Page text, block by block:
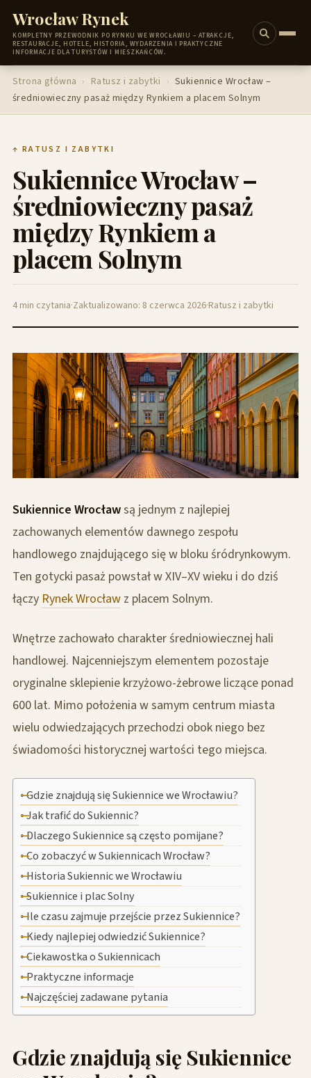
Wrocław Rynek
KOMPLETNY PRZEWODNIK PO RYNKU WE WROCŁAWIU – ATRAKCJE,
RESTAURACJE, HOTELE, HISTORIA, WYDARZENIA I PRAKTYCZNE
INFORMACJE DLA TURYSTÓW I MIESZKAŃCÓW.
Strona główna › Ratusz i zabytki › Sukiennice Wrocław –
średniowieczny pasaż między Rynkiem a placem Solnym
↑ RATUSZ I ZABYTKI
Sukiennice Wrocław –
średniowieczny pasaż
między Rynkiem a
placem Solnym
4 min czytania·Zaktualizowano: 8 czerwca 2026·Ratusz i zabytki
Sukiennice Wrocławsą jednym z najlepiej
zachowanych elementów dawnego zespołu
handlowego znajdującego się w bloku śródrynkowym.
Ten gotycki pasaż powstał w XIV–XV wieku i do dziś
łączy Rynek Wrocław z placem Solnym.
Wnętrze zachowało charakter średniowiecznej hali
handlowej. Najcenniejszym elementem pozostaje
oryginalne sklepienie krzyżowo-żebrowe liczące ponad
600 lat. Mimo położenia w samym centrum miasta
wielu odwiedzających przechodzi obok niego bez
świadomości historycznej wartości tego miejsca.
Gdzie znajdują się Sukiennice we Wrocławiu?
Jak trafić do Sukiennic?
Dlaczego Sukiennice są często pomijane?
Co zobaczyć w Sukiennicach Wrocław?
Historia Sukiennic we Wrocławiu
Sukiennice i plac Solny
Ile czasu zajmuje przejście przez Sukiennice?
Kiedy najlepiej odwiedzić Sukiennice?
Ciekawostka o Sukiennicach
Praktyczne informacje
Najczęściej zadawane pytania
Gdzie znajdują się Sukiennice